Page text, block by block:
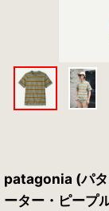
patagonia (パタ
ーター・ピープ